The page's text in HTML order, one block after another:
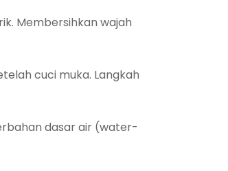
Membersihkan wajah
cuci muka. Langkah
dasar air (water-